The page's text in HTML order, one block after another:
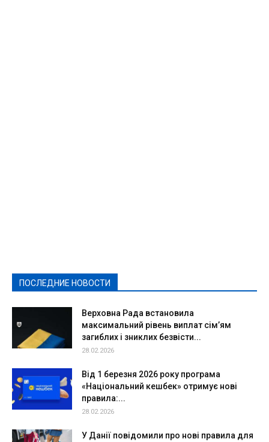
ПОСЛЕДНИЕ НОВОСТИ
Верховна Рада встановила
максимальний рівень виплат сім’ям
загиблих і зниклих безвісти...
28.02.2026
Від 1 березня 2026 року програма
«Національний кешбек» отримує нові
правила:...
28.02.2026
У Данії повідомили про нові правила для